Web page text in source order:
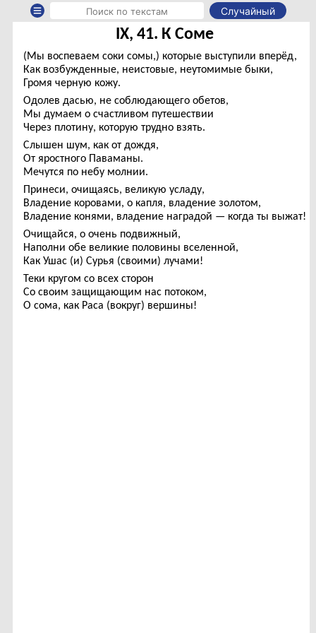
Случайный
IX, 41. К Соме
(Мы воспеваем соки сомы,) которые выступили вперёд,
Как возбужденные, неистовые, неутомимые быки,
Громя черную кожу.
Одолев дасью, не соблюдающего обетов,
Мы думаем о счастливом путешествии
Через плотину, которую трудно взять.
Слышен шум, как от дождя,
От яростного Паваманы.
Мечутся по небу молнии.
Принеси, очищаясь, великую усладу,
Владение коровами, о капля, владение золотом,
Владение конями, владение наградой — когда ты выжат!
Очищайся, о очень подвижный,
Наполни обе великие половины вселенной,
Как Ушас (и) Сурья (своими) лучами!
Теки кругом со всех сторон
Со своим защищающим нас потоком,
О сома, как Раса (вокруг) вершины!